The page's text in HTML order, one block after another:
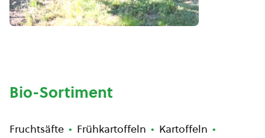
Bio-Sortiment
Fruchtsäfte Frühkartoffeln
Kartoffeln